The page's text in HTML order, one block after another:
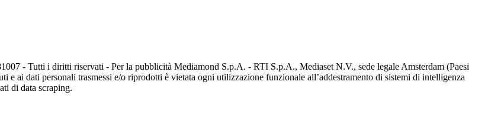
- Tutti i diritti riservati - Per la pubblicità Mediamond S.p.A. - RTI S.p.A., Mediaset N.V., sede legale Amsterdam (Paesi
e ai dati personali trasmessi e/o riprodotti è vietata ogni utilizzazione funzionale all’addestramento di sistemi di intelligenza
di data scraping.